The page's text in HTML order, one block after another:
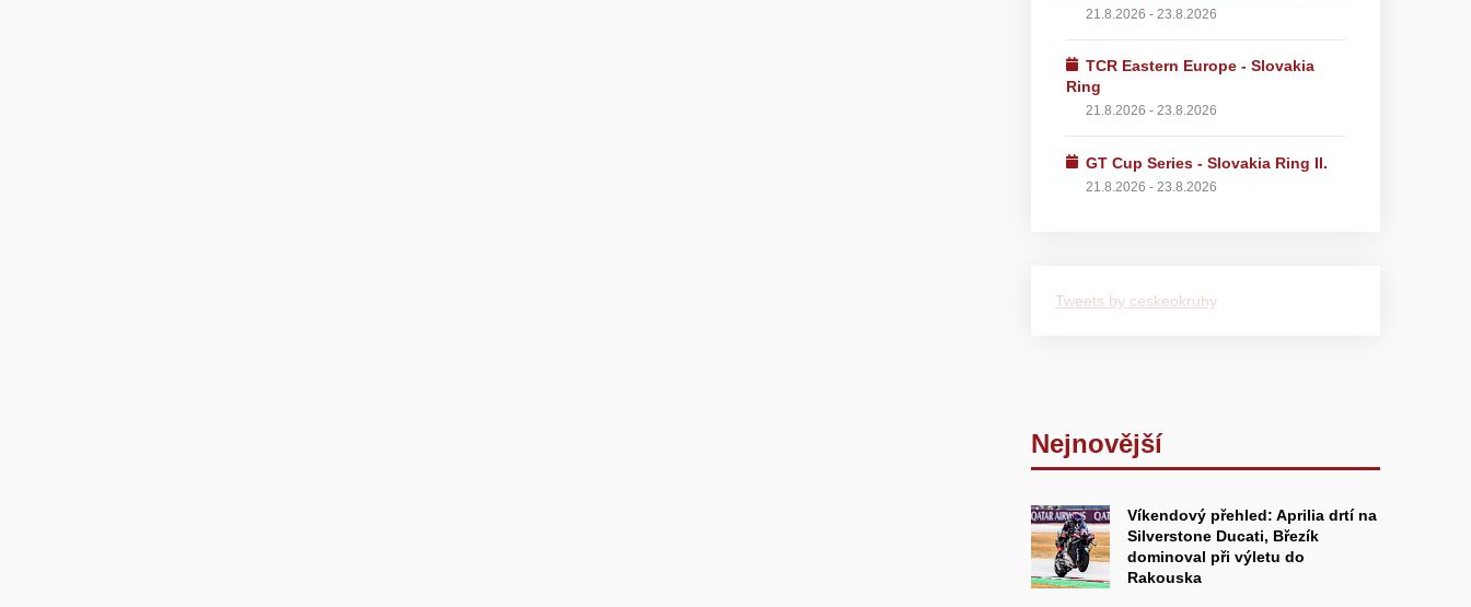
21.8.2026 - 23.8.2026
TCR Eastern Europe - Slovakia
Ring
21.8.2026 - 23.8.2026
GT Cup Series - Slovakia Ring II.
21.8.2026 - 23.8.2026
Tweets by ceskeokruhy
Nejnovější
Víkendový přehled: Aprilia drtí na
Silverstone Ducati, Březík
dominoval při výletu do
Rakouska